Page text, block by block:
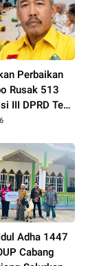
Perbaikan
Rusak 513
III DPRD Tebo
PU
Adha 1447
Cabang